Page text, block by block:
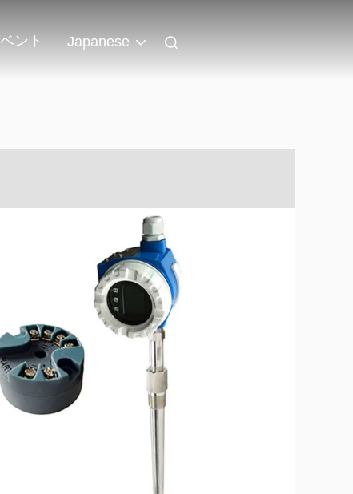
ント Japanese